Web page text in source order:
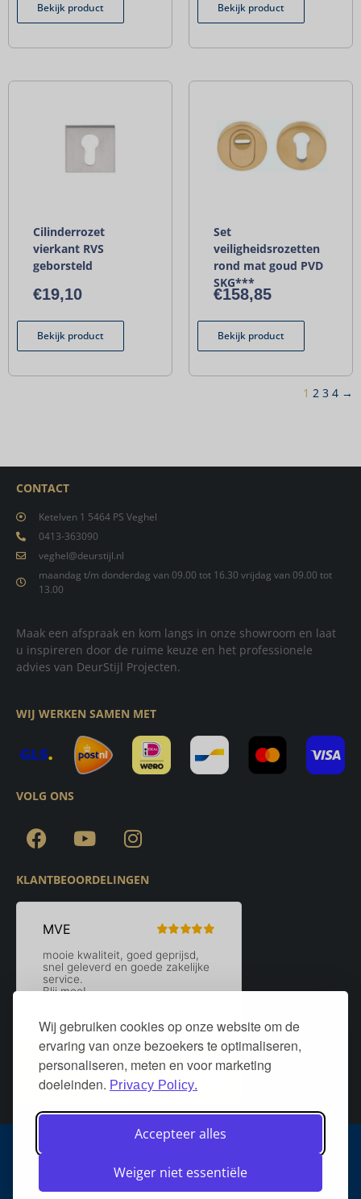
Wij gebruiken cookies op onze website om de
ervaring van onze bezoekers te optimaliseren,
personaliseren, meten en voor marketing
doeleinden. Privacy Policy.
Accepteer alles
Weiger niet essentiële
Bekijk product Bekijk product
Cilinderrozet
vierkant RVS
geborsteld
€19,10
Bekijk product
Set
veiligheidsrozetten
rond mat goud PVD
SKG***
€158,85
Bekijk product
1 2 3 4 →
CONTACT
Ketelven 1 5464 PS Veghel
0413-363090
veghel@deurstijl.nl
maandag t/m donderdag van 09.00 tot 16.30 vrijdag van 09.00 tot
13.00
Maak een afspraak en kom langs in onze showroom en laat
u inspireren door de ruime keuze en het professionele
advies van DeurStijl Projecten.
WIJ WERKEN SAMEN MET
VOLG ONS
KLANTBEOORDELINGEN
Algemene voorwaarden Over DeurStijl Projecten